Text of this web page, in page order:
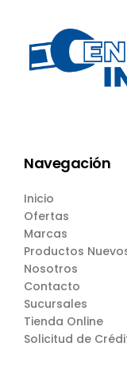
Navegación
Inicio
Ofertas
Marcas
Productos
Nosotros
Contacto
Sucursales
Tienda Online
Solicitud de